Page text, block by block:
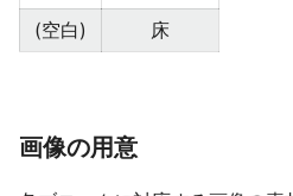
(空白)
床
画像の用意